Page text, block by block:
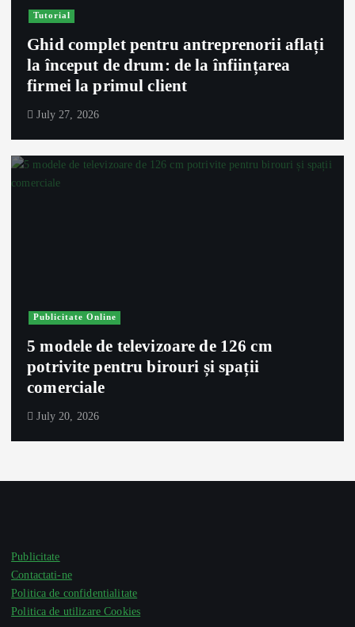
Tutorial
Ghid complet pentru antreprenorii aflați
la început de drum: de la înființarea
firmei la primul client
July 27, 2026
Publicitate Online
5 modele de televizoare de 126 cm
potrivite pentru birouri și spații
comerciale
July 20, 2026
Publicitate
Contactati-ne
Politica de confidentialitate
Politica de utilizare Cookies